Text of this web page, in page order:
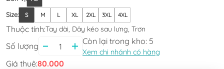
Size: S M L XL 2XL 3XL 4XL
Thuộc tính:Tay dài, Dây kéo sau lưng, Trơn
Số lượng
Còn lại trong kho: 5
Xem chi nhánh có hàng
Giá thuê:80.000